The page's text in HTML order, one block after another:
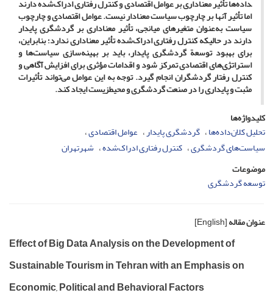
داده‌ها تأثیر معناداری بر عوامل اقتصادی و کنترل رفتاری ادراک‌شده دارند
اما تأثیر آن­ها بر چارچوب سیاست معنادار نیست. عوامل اقتصادی و چارچوب
سیاست به‌عنوان متغیرهای میانجی، تأثیر معناداری بر گردشگری پایدار
دارند در حالی­که کنترل رفتاری ادراک‌شده تأثیر معناداری ندارد؛ بنابراین،
برای بهبود توسعة گردشگری پایدار، باید بر بهینه‌سازی سیاست‌ها و
استراتژی‌های اقتصادی تمرکز شود و اقدامات مؤثری برای افزایش آگاهی و
کنترل رفتار گردشگران انجام گیرد. توجه به این عوامل می‌تواند تأثیرات
مثبت و پایداری را در صنعت گردشگری و محیط­زیست ایجاد کند.
کلیدواژه‌ها
تحلیل کلان‌داده‌ها گردشگری پایدار عوامل اقتصادی
سیاست‌های گردشگری کنترل رفتاری ادراک‌شده شهرتهران
موضوعات
توسعه گردشگری
عنوان مقاله[English]
Effect of Big Data Analysis on the Development of
Sustainable Tourism in Tehran with an Emphasis on
Economic, Political and Behavioral Factors